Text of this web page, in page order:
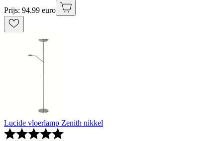
Prijs: 94.99 euro
Lucide vloerlamp Zenith nikkel